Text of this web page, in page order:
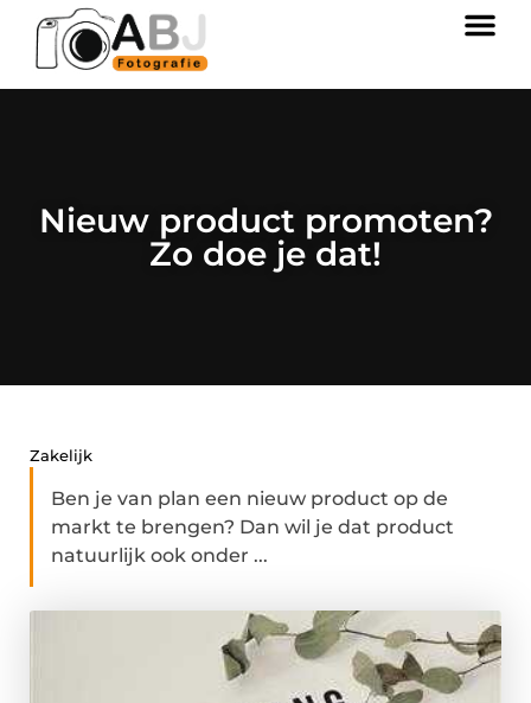
Nieuw product promoten?
Zo doe je dat!
Zakelijk
Ben je van plan een nieuw product op de
markt te brengen? Dan wil je dat product
natuurlijk ook onder ...